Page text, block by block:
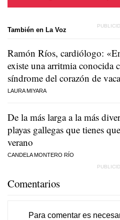
También en La Voz
Ramón Ríos, cardiólogo:
existe una arritmia conocida
síndrome del corazón de
LAURA MIYARA
De la más larga a la más
playas gallegas que tienes
verano
CANDELA MONTERO RÍO
Comentarios
Para comentar es